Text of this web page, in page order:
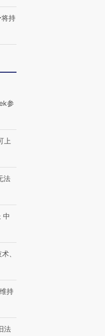
住三大增长引擎是什么？
持
参
上
法
中
、
持
法